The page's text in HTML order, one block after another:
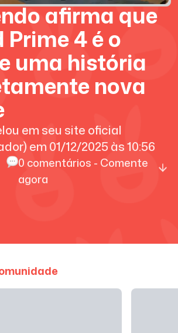
afirma que
4 é o
uma história
nova
em seu site oficial
em 01/12/2025 às10:56
0 comentários - Comente
agora